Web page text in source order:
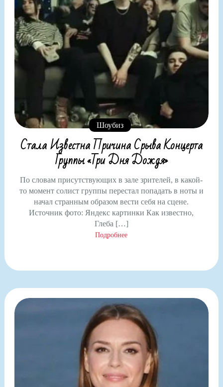
Шоубиз
Стала Известна Причина Срыва Концерта
Группы «Три Дня Дождя»
По словам присутствующих в зале зрителей, в какой-
то момент солист группы перестал попадать в ноты и
начал странным образом вести себя на сцене.
Источник фото: Яндекс картинки Как известно,
Глеба […]
Подробнее